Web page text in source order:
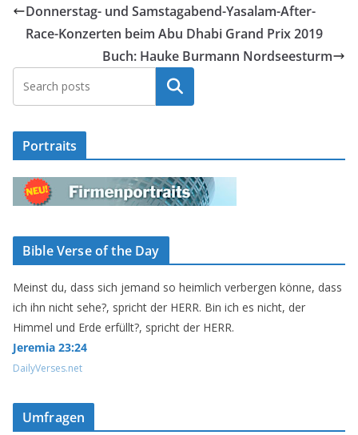
Donnerstag- und Samstagabend-Yasalam-After-
Race-Konzerten beim Abu Dhabi Grand Prix 2019
Buch: Hauke Burmann Nordseesturm
Suchen
Portraits
Bible Verse of the Day
Meinst du, dass sich jemand so heimlich verbergen könne, dass
ich ihn nicht sehe?, spricht der HERR. Bin ich es nicht, der
Himmel und Erde erfüllt?, spricht der HERR.
Jeremia 23:24
DailyVerses.net
Umfragen